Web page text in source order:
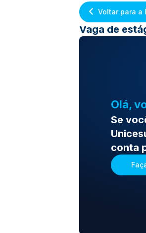
Voltar para a
Vaga de
Olá,
Se
conta